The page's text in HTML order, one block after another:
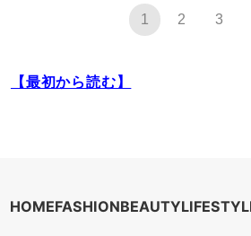
1 2 3
【最初から読む】
HOMEFASHIONBEAUTY